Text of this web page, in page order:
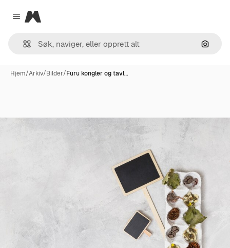
Close menu
Magnific
Søk
Hjem/Arkiv/Bilder/Furu kongler og tavl…